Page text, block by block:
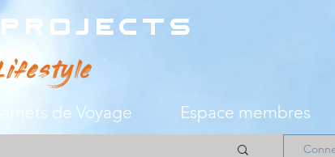
de Voyage Espace membres
Projects